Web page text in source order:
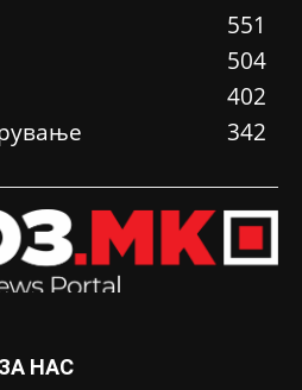
551
504
402
342
ЗА НАС